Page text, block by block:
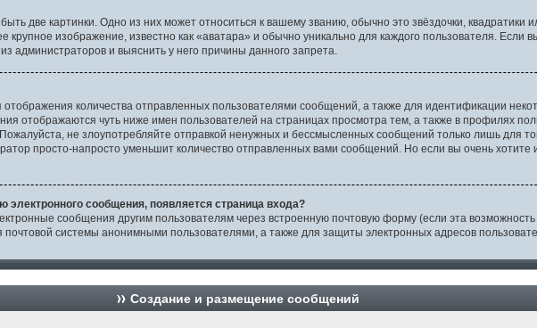
две картинки. Одно из них может относиться к вашему званию, обычно это звёздочки, квадратики
изображение, известно как «аватара» и обычно уникально для каждого пользователя. Если
администраторов и выяснить у него причины данного запрета.
количества отправленных пользователями сообщений, а также для идентификации
отображаются чуть ниже имен пользователей на страницах просмотра тем, а также в профилях
не злоупотребляйте отправкой ненужных и бессмысленных сообщений только лишь для
просто-напросто уменьшит количество отправленных вами сообщений. Но если вы очень хотите
сообщения, появляется страница входа?
сообщения другим пользователям через встроенную почтовую форму (если эта
системы анонимными пользователями, а также для защиты электронных адресов
Создание и размещение сообщений